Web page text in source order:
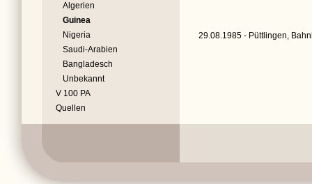
Algerien
Guinea
Nigeria
Saudi-Arabien
Bangladesch
Unbekannt
V 100 PA
Quellen
29.08.1985 - Püttlingen,